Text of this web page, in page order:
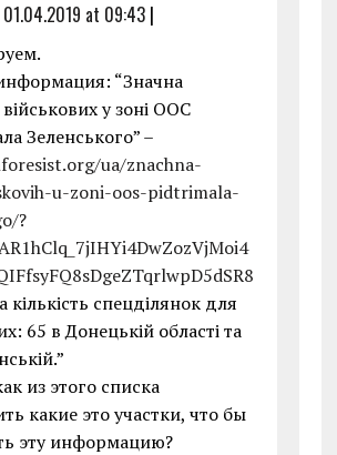
01.04.2019 at 09:43|
“Значна
військових у зоні ООС
Зеленського” –
ua/znachna-
u-zoni-oos-pidtrimala-
?
кількість спецділянок для
65 в Донецькій області та
из этого списка
какие это участки, что бы
эту информацию?